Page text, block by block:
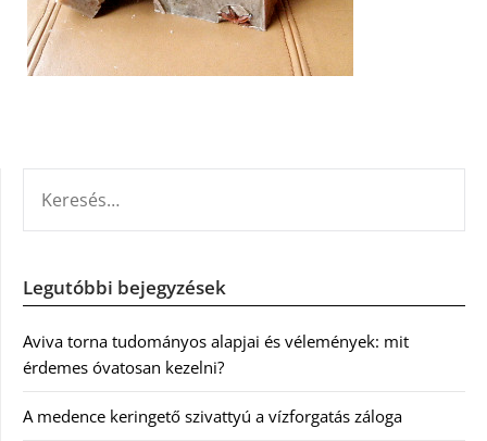
Legutóbbi bejegyzések
Aviva torna tudományos alapjai és vélemények: mit
érdemes óvatosan kezelni?
A medence keringető szivattyú a vízforgatás záloga